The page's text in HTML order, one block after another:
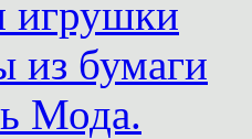
игрушки
из бумаги
Мода.